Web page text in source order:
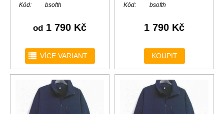
Kód:
bsofth
od 1 790 Kč
r VÍCE VARIANT
Kód:
bsofth
1 790 Kč
KOUPIT